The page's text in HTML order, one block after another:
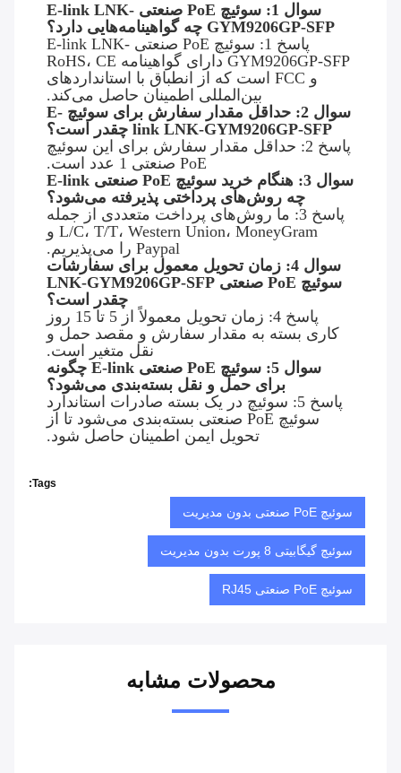
سوال 1: سوئیچ PoE صنعتی E-link LNK-
GYM9206GP-SFP چه گواهینامه‌هایی دارد؟
پاسخ 1: سوئیچ PoE صنعتی E-link LNK-
GYM9206GP-SFP دارای گواهینامه RoHS، CE
و FCC است که از انطباق با استانداردهای
بین‌المللی اطمینان حاصل می‌کند.
سوال 2: حداقل مقدار سفارش برای سوئیچ E-
link LNK-GYM9206GP-SFP چقدر است؟
پاسخ 2: حداقل مقدار سفارش برای این سوئیچ
PoE صنعتی 1 عدد است.
سوال 3: هنگام خرید سوئیچ PoE صنعتی E-link
چه روش‌های پرداختی پذیرفته می‌شود؟
پاسخ 3: ما روش‌های پرداخت متعددی از جمله
L/C، T/T، Western Union، MoneyGram و
Paypal را می‌پذیریم.
سوال 4: زمان تحویل معمول برای سفارشات
سوئیچ PoE صنعتی LNK-GYM9206GP-SFP
چقدر است؟
پاسخ 4: زمان تحویل معمولاً از 5 تا 15 روز
کاری بسته به مقدار سفارش و مقصد حمل و
نقل متغیر است.
سوال 5: سوئیچ PoE صنعتی E-link چگونه
برای حمل و نقل بسته‌بندی می‌شود؟
پاسخ 5: سوئیچ در یک بسته صادرات استاندارد
سوئیچ PoE صنعتی بسته‌بندی می‌شود تا از
تحویل ایمن اطمینان حاصل شود.
Tags:
سوئیچ PoE صنعتی بدون مدیریت
سوئیچ گیگابیتی 8 پورت بدون مدیریت
سوئیچ PoE صنعتی RJ45
محصولات مشابه